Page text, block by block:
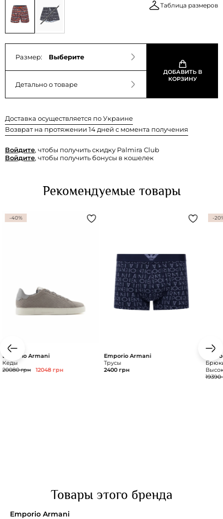
Таблица размеров
Размер: Выберите
Детально о товаре
ДОБАВИТЬ В
КОРЗИНУ
Доставка осуществляется по Украине
Возврат на протяжении 14 дней с момента получения
Войдите, чтобы получить скидку Palmira Club
Войдите, чтобы получить бонусы в кошелек
Рекомендуемые товары
-40%
Emporio Armani
Кеды
20080 грн
12048 грн
Emporio Armani
Трусы
2400 грн
-
19390
Товары этого бренда
Emporio Armani